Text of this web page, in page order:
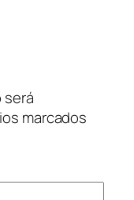
será
marcados